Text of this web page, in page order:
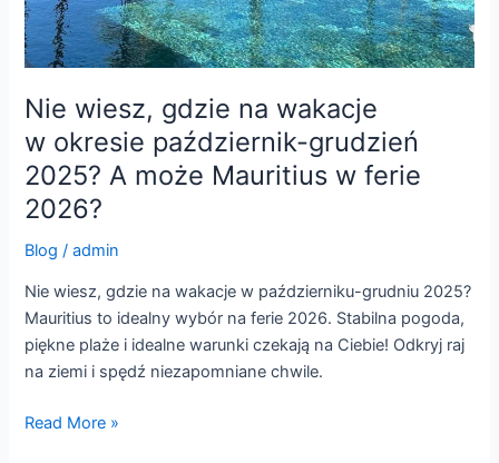
Nie wiesz, gdzie na wakacje
w okresie październik-grudzień
2025? A może Mauritius w ferie
2026?
Blog /admin
Nie wiesz, gdzie na wakacje w październiku-grudniu 2025?
Mauritius to idealny wybór na ferie 2026. Stabilna pogoda,
piękne plaże i idealne warunki czekają na Ciebie! Odkryj raj
na ziemi i spędź niezapomniane chwile.
Read More »